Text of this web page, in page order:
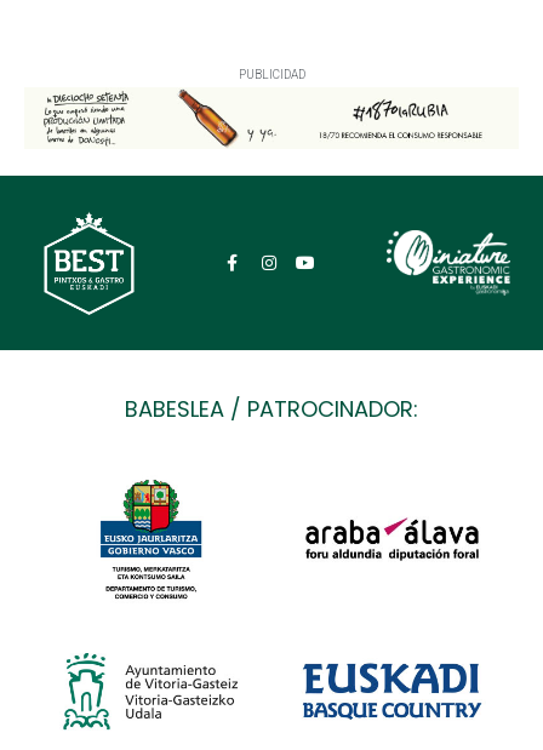
PUBLICIDAD
BABESLEA / PATROCINADOR: